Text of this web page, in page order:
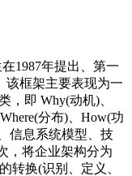
在1987年提出、第一
该框架主要表现为一
，即 Why(动机)、
分布)、How(功
信息系统模型、技
，将企业架构分为
转换(识别、定义、